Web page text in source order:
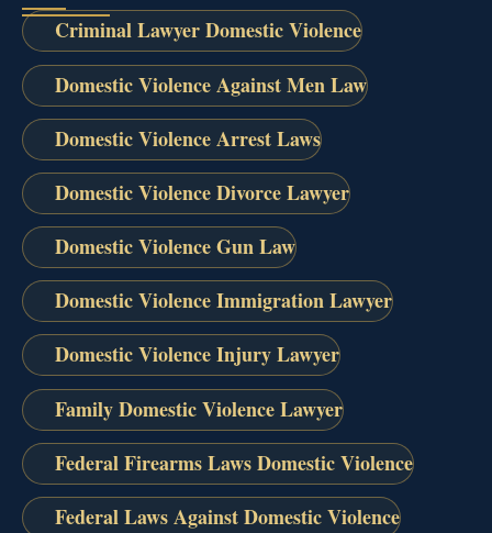
Criminal Lawyer Domestic Violence
Domestic Violence Against Men Law
Domestic Violence Arrest Laws
Domestic Violence Divorce Lawyer
Domestic Violence Gun Law
Domestic Violence Immigration Lawyer
Domestic Violence Injury Lawyer
Family Domestic Violence Lawyer
Federal Firearms Laws Domestic Violence
Federal Laws Against Domestic Violence